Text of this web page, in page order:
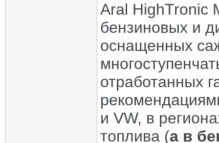
Aral HighTronic
бензиновых и
оснащенных
отработанных
и VW, в
топлива (а в